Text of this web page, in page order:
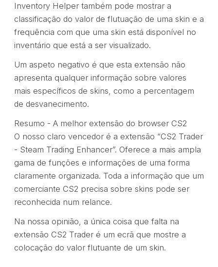
Inventory Helper também pode mostrar a
classificação do valor de flutuação de uma skin e a
frequência com que uma skin está disponível no
inventário que está a ser visualizado.
Um aspeto negativo é que esta extensão não
apresenta qualquer informação sobre valores
mais específicos de skins, como a percentagem
de desvanecimento.
Resumo - A melhor extensão do browser CS2
O nosso claro vencedor é a extensão “CS2 Trader
- Steam Trading Enhancer”. Oferece a mais ampla
gama de funções e informações de uma forma
claramente organizada. Toda a informação que um
comerciante CS2 precisa sobre skins pode ser
reconhecida num relance.
Na nossa opinião, a única coisa que falta na
extensão CS2 Trader é um ecrã que mostre a
colocação do valor flutuante de um skin.